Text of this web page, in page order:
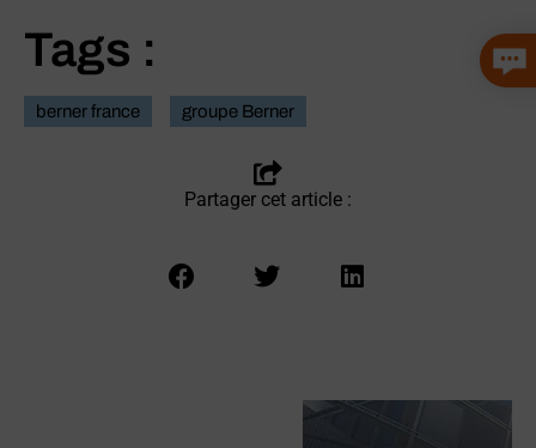
Tags :
berner france groupe Berner
Partager cet article :